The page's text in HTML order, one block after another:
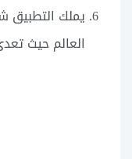
يملك التطبيق
العالم حيث